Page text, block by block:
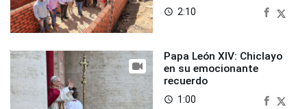
access_time 2:10
Papa León XIV: Chiclayo
en su emocionante
recuerdo
access_time 1:00